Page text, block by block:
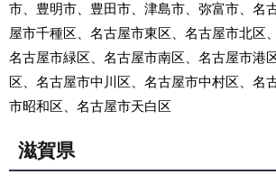
市、豊明市、豊田市、津島市、弥富市、名
屋市千種区、名古屋市東区、名古屋市北区
名古屋市緑区、名古屋市南区、名古屋市港
区、名古屋市中川区、名古屋市中村区、名
市昭和区、名古屋市天白区
滋賀県